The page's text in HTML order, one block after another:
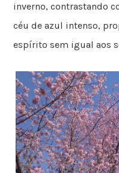
inverno, contrastando
céu de azul intenso,
espírito sem igual aos